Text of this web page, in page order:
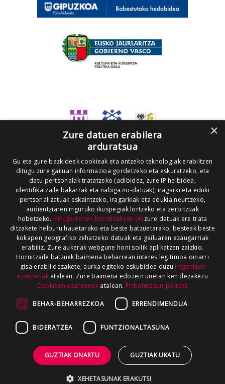
×
Zure datuen erabilera
arduratsua
Gu eta gure bazkideek cookieak eta antzeko teknologiak erabiltzen
ditugu zure gailuan informazioa gordetzeko eta eskuratzeko, eta
datu pertsonalak tratatzeko (adibidez, zure IP helbidea,
identifikatzaile bakarrak eta nabigazio-datuak), iragarki eta eduki
pertsonalizatuak eskaintzeko, iragarkiak eta edukia neurtzeko,
audientziaren inguruko ikuspegiak lortzeko eta zerbitzuak
hobetzeko. Hirugarrenen hornitzaileek (4)zure datuak ere trata
ditzakete helburu hauetarako eta beste batzuetarako, besteak beste
kokapen geografiko zehatzeko datuak eta gailuaren ezaugarriak
erabiliz. Zure aukerak webgune honi soilik aplikatzen zaizkio.
Hornitzaile batzuek baimena beharrean interes legitimoa oinarri
gisa erabil dezakete; aurka egiteko eskubidea duzu Iragarkien
ezarpenakatalean. Zure baimena edozein unetan ken dezakezu
Cookieen ezarpenak atalean. Pribatutasun-politika
BEHAR-BEHARREZKOA ERRENDIMENDUA
BIDERATZEA FUNTZIONALTASUNA
GUZTIAK ONARTU GUZTIAK UKATU
XEHETASUNAK ERAKUTSI